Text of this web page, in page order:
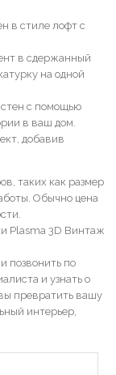
в стиле лофт с
в сдержанный
на одной
с помощью
в ваш дом.
добавив
таких как размер
Обычно цена
Plasma 3D Винтаж
позвонить по
и узнать о
превратить вашу
интерьер,